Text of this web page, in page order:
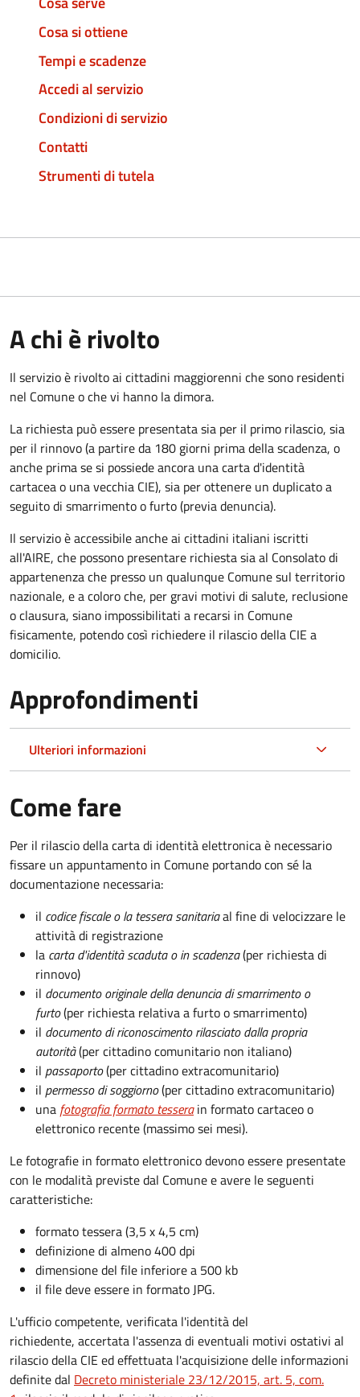
Cosa si ottiene
Tempi e scadenze
Accedi al servizio
Condizioni di servizio
Contatti
Strumenti di tutela
A chi è rivolto
Il servizio è rivolto ai cittadini maggiorenni che sono residenti
nel Comune o che vi hanno la dimora.
La richiesta può essere presentata sia per il primo rilascio, sia
per il rinnovo (a partire da 180 giorni prima della scadenza, o
anche prima se si possiede ancora una carta d'identità
cartacea o una vecchia CIE), sia per ottenere un duplicato a
seguito di smarrimento o furto (previa denuncia).
Il servizio è accessibile anche ai cittadini italiani iscritti
all'AIRE, che possono presentare richiesta sia al Consolato di
appartenenza che presso un qualunque Comune sul territorio
nazionale, e a coloro che, per gravi motivi di salute, reclusione
o clausura, siano impossibilitati a recarsi in Comune
fisicamente, potendo così richiedere il rilascio della CIE a
domicilio.
Approfondimenti
Ulteriori informazioni
Come fare
Per il rilascio della carta di identità elettronica è necessario
fissare un appuntamento in Comune portando con sé la
documentazione necessaria:
il codice fiscale o la tessera sanitariaal fine di velocizzare le
attività di registrazione
la carta d'identità scaduta o in scadenza(per richiesta di
rinnovo)
il documento originale della denuncia di smarrimento o
furto(per richiesta relativa a furto o smarrimento)
il documento di riconoscimento rilasciato dalla propria
autorità(per cittadino comunitario non italiano)
il passaporto(per cittadino extracomunitario)
il permesso di soggiorno(per cittadino extracomunitario)
una fotografia formato tessera in formato cartaceo o
elettronico recente (massimo sei mesi).
Le fotografie in formato elettronico devono essere presentate
con le modalità previste dal Comune e avere le seguenti
caratteristiche:
formato tessera (3,5 x 4,5 cm)
definizione di almeno 400 dpi
dimensione del file inferiore a 500 kb
il file deve essere in formato JPG.
L'ufficio competente, verificata l'identità del
richiedente, accertata l'assenza di eventuali motivi ostativi al
rilascio della CIE ed effettuata l'acquisizione delle informazioni
definite dal Decreto ministeriale 23/12/2015, art. 5, com.